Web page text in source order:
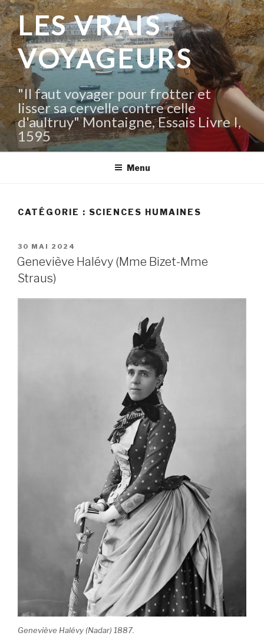
Aller
au
contenu
principal
LES VRAIS
VOYAGEURS
"Il faut voyager pour frotter et
lisser sa cervelle contre celle
d'aultruy" Montaigne, Essais Livre I,
1595
Menu
CATÉGORIE : SCIENCES HUMAINES
PUBLIÉ
LE
30 MAI 2024
Geneviève Halévy (Mme Bizet-Mme
Straus)
Geneviève Halévy (Nadar) 1887.